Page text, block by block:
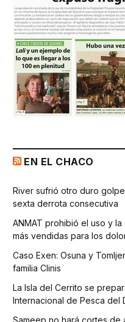
EN EL CHACO
River sufrió otro duro
sexta derrota consecutiva
ANMAT prohibió el uso y
más vendidas para los
Caso Exen: Osuna y
familia Clinis
La Isla del Cerrito se
Internacional de Pesca del
Sameep no hará cortes de